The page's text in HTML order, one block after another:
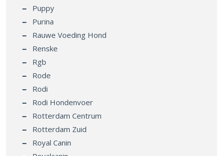
Puppy
Purina
Rauwe Voeding Hond
Renske
Rgb
Rode
Rodi
Rodi Hondenvoer
Rotterdam Centrum
Rotterdam Zuid
Royal Canin